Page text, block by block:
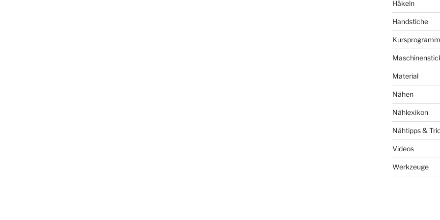
Häkeln
Handstiche
Kursprogramm
Material
Nähen
Nählexikon
Nähtipps &
Videos
Werkzeuge